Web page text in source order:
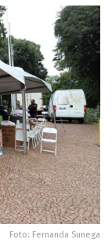
Foto: Fernanda Sunega